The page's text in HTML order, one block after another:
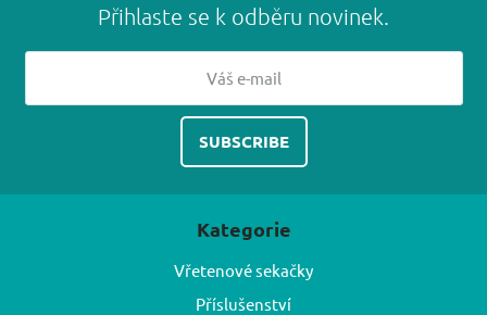
Přihlaste se k odběru novinek.
Kategorie
Vřetenové sekačky
Příslušenství